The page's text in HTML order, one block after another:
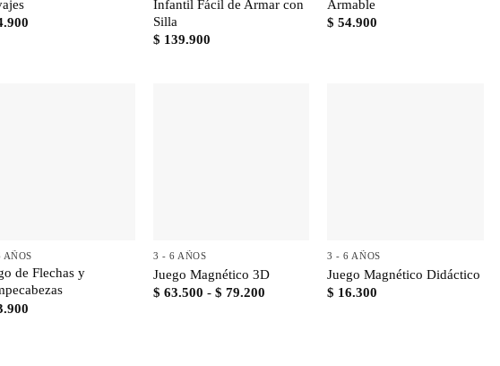
Infantil Fácil de Armar con
Silla
$ 139.900
Armable
$ 54.900
AÑOS
de Flechas y
3 - 6 AÑOS
Juego Magnético 3D
$ 63.500 - $ 79.200Rango
3 - 6 AÑOS
Juego Magnético Didáctico
$ 16.300